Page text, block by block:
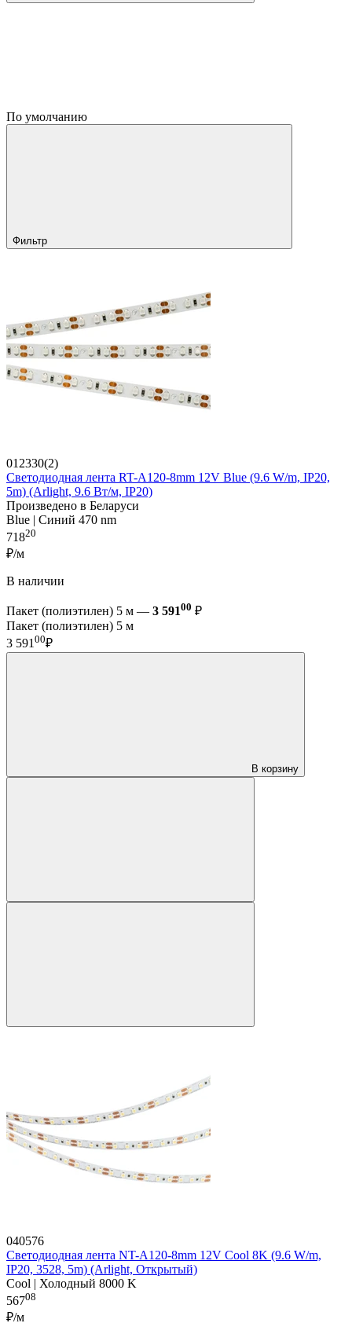
По умолчанию
Фильтр
012330(2)
Светодиодная лента RT-A120-8mm 12V Blue (9.6 W/m, IP20,
5m) (Arlight, 9.6 Вт/м, IP20)
Произведено в Беларуси
Blue | Синий 470 nm
71820
₽/м
В наличии
Пакет (полиэтилен) 5 м — 3 59100 ₽
Пакет (полиэтилен) 5 м
3 59100₽
В корзину
040576
Светодиодная лента NT-A120-8mm 12V Cool 8K (9.6 W/m,
IP20, 3528, 5m) (Arlight, Открытый)
Cool | Холодный 8000 K
56708
₽/м